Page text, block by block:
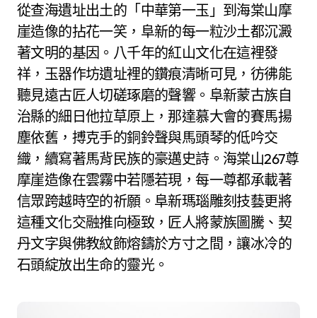
從查海遺址出土的「中華第一玉」到海棠山摩
崖造像的拈花一笑，阜新的每一粒沙土都沉澱
著文明的基因。八千年的紅山文化在這裡發
祥，玉器作坊遺址裡的鑽痕清晰可見，彷彿能
聽見遠古匠人切磋琢磨的聲響。阜新蒙古族自
治縣的細日他拉草原上，那達慕大會的賽馬揚
塵依舊，搏克手的銅鈴聲與馬頭琴的低吟交
織，續寫著馬背民族的豪邁史詩。海棠山267尊
摩崖造像在雲霧中若隱若現，每一尊都承載著
信眾跨越時空的祈願。阜新瑪瑙雕刻技藝更將
這種文化交融推向極致，匠人將蒙族圖騰、契
丹文字與佛教紋飾熔鑄於方寸之間，讓冰冷的
石頭綻放出生命的靈光。